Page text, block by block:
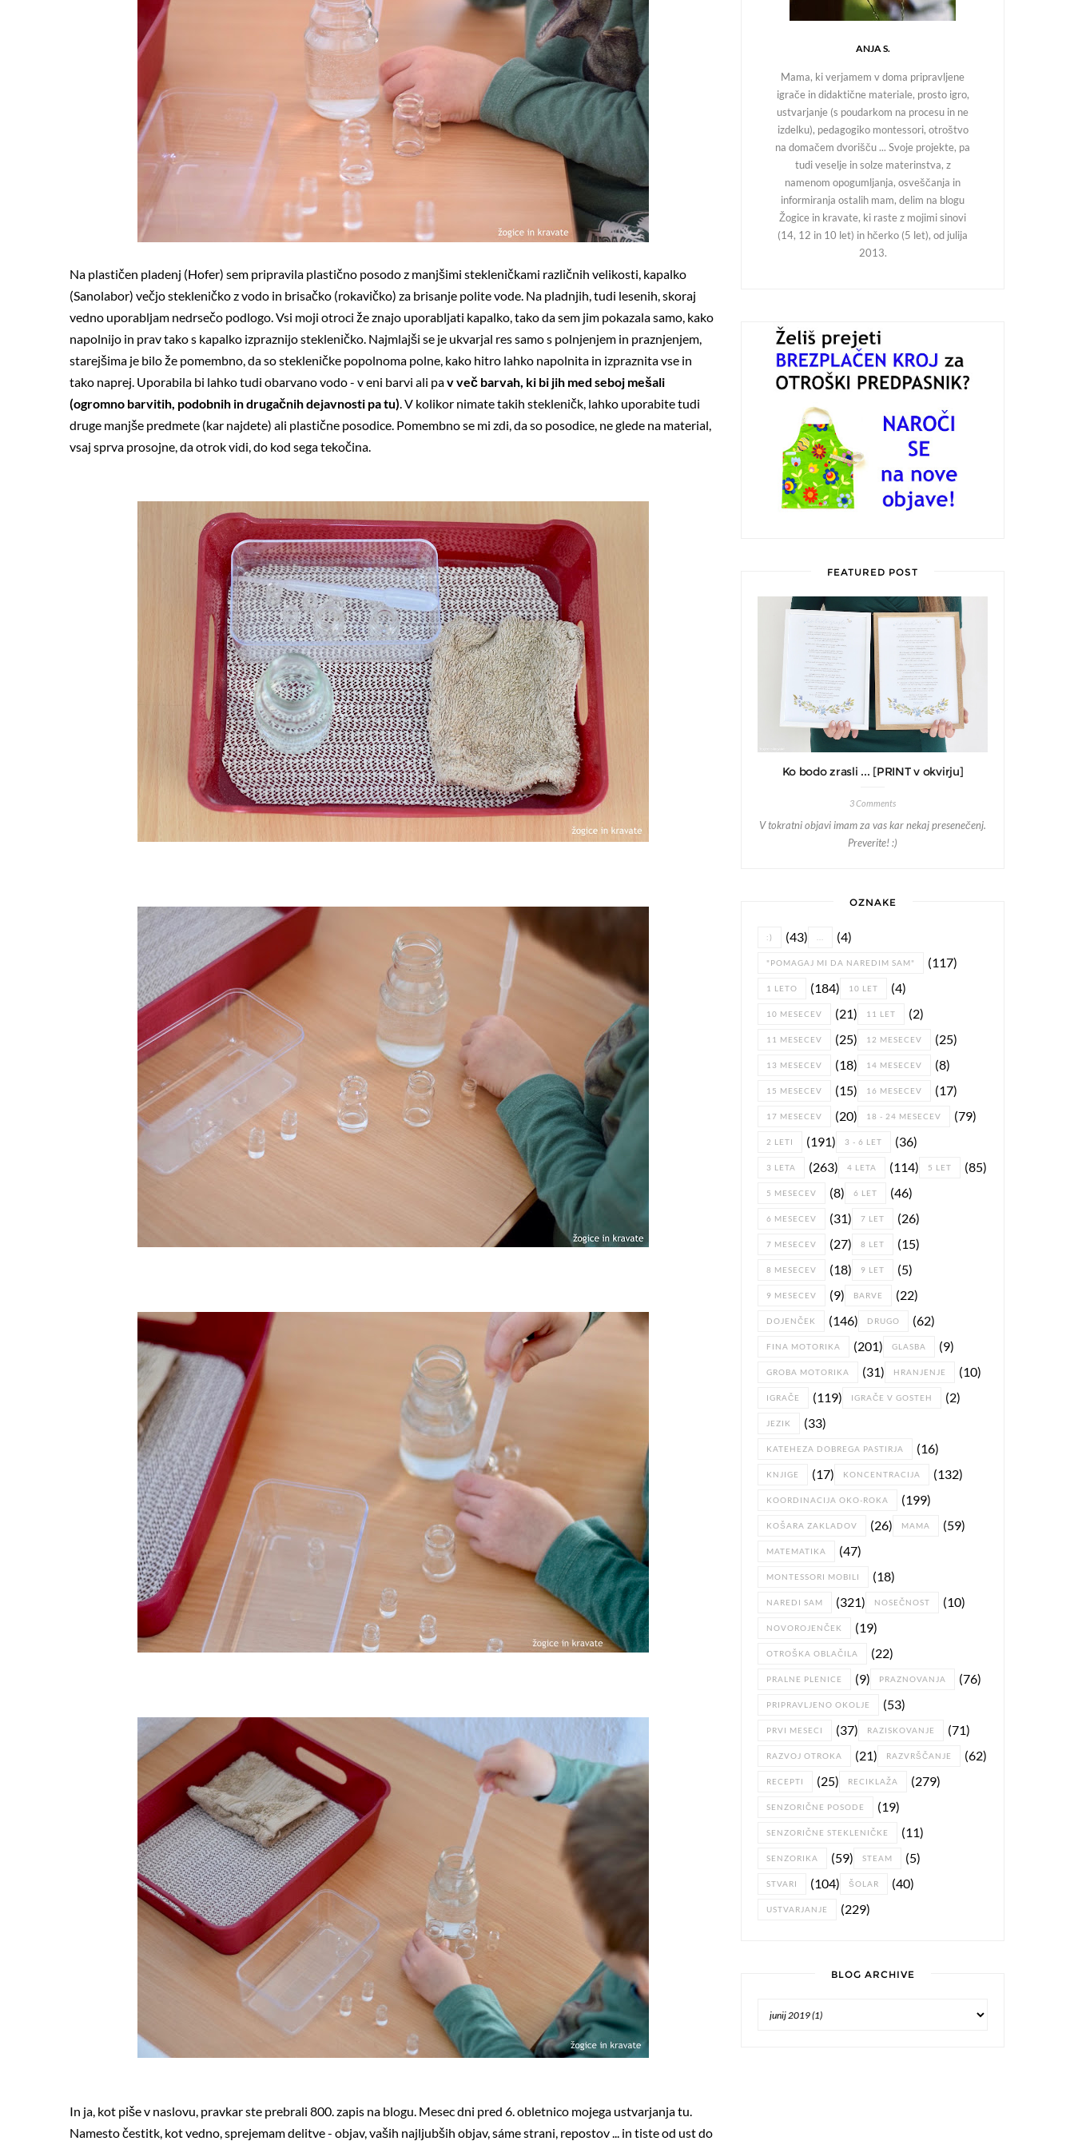
Na plastičen pladenj (Hofer) sem pripravila plastično posodo z manjšimi stekleničkami različnih velikosti, kapalko
(Sanolabor) večjo stekleničko z vodo in brisačko (rokavičko) za brisanje polite vode. Na pladnjih, tudi lesenih, skoraj
vedno uporabljam nedrsečo podlogo. Vsi moji otroci že znajo uporabljati kapalko, tako da sem jim pokazala samo, kako
napolnijo in prav tako s kapalko izpraznijo stekleničko. Najmlajši se je ukvarjal res samo s polnjenjem in praznjenjem,
starejšima je bilo že pomembno, da so stekleničke popolnoma polne, kako hitro lahko napolnita in izpraznita vse in
tako naprej. Uporabila bi lahko tudi obarvano vodo - v eni barvi ali pav več barvah, ki bi jih med seboj mešali
(ogromno barvitih, podobnih in drugačnih dejavnosti pa tu) . V kolikor nimate takih stekleničk, lahko uporabite tudi
druge manjše predmete (kar najdete) ali plastične posodice. Pomembno se mi zdi, da so posodice, ne glede na material,
vsaj sprva prosojne, da otrok vidi, do kod sega tekočina.
In ja, kot piše v naslovu, pravkar ste prebrali 800. zapis na blogu. Mesec dni pred 6. obletnico mojega ustvarjanja tu.
Namesto čestitk, kot vedno, sprejemam delitve - objav, vaših najljubših objav, sáme strani, repostov ... in tiste od ust do
ANJA S.
Mama, ki verjamem v doma pripravljene
igrače in didaktične materiale, prosto igro,
ustvarjanje (s poudarkom na procesu in ne
izdelku), pedagogiko montessori, otroštvo
na domačem dvorišču ... Svoje projekte, pa
tudi veselje in solze materinstva, z
namenom opogumljanja, osveščanja in
informiranja ostalih mam, delim na blogu
Žogice in kravate, ki raste z mojimi sinovi
(14, 12 in 10 let) in hčerko (5 let), od julija
2013.
FEATURED POST
Ko bodo zrasli ... [PRINT v okvirju]
3 Comments
V tokratni objavi imam za vas kar nekaj presenečenj.
Preverite! :)
OZNAKE
:) (43) ... (4)
"POMAGAJ MI DA NAREDIM SAM" (117)
1 LETO (184) 10 LET (4)
10 MESECEV (21) 11 LET (2)
11 MESECEV (25) 12 MESECEV (25)
13 MESECEV (18) 14 MESECEV (8)
15 MESECEV (15) 16 MESECEV (17)
17 MESECEV (20) 18 - 24 MESECEV (79)
2 LETI (191) 3 - 6 LET (36)
3 LETA (263) 4 LETA (114) 5 LET (85)
5 MESECEV (8) 6 LET (46)
6 MESECEV (31) 7 LET (26)
7 MESECEV (27) 8 LET (15)
8 MESECEV (18) 9 LET (5)
9 MESECEV (9) BARVE (22)
DOJENČEK (146) DRUGO (62)
FINA MOTORIKA (201) GLASBA (9)
GROBA MOTORIKA (31) HRANJENJE (10)
IGRAČE (119) IGRAČE V GOSTEH (2)
JEZIK (33)
KATEHEZA DOBREGA PASTIRJA (16)
KNJIGE (17) KONCENTRACIJA (132)
KOORDINACIJA OKO-ROKA (199)
KOŠARA ZAKLADOV (26) MAMA (59)
MATEMATIKA (47)
MONTESSORI MOBILI (18)
NAREDI SAM (321) NOSEČNOST (10)
NOVOROJENČEK (19)
OTROŠKA OBLAČILA (22)
PRALNE PLENICE (9) PRAZNOVANJA (76)
PRIPRAVLJENO OKOLJE (53)
PRVI MESECI (37) RAZISKOVANJE (71)
RAZVOJ OTROKA (21) RAZVRŠČANJE (62)
RECEPTI (25) RECIKLAŽA (279)
SENZORIČNE POSODE (19)
SENZORIČNE STEKLENIČKE (11)
SENZORIKA (59) STEAM (5)
STVARI (104) ŠOLAR (40)
USTVARJANJE (229)
BLOG ARCHIVE